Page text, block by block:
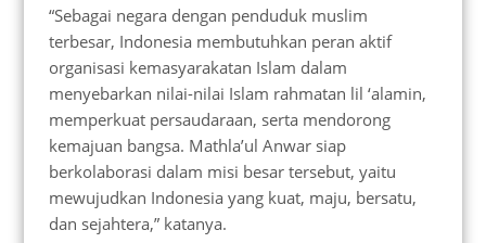
“Sebagai negara dengan penduduk muslim
terbesar, Indonesia membutuhkan peran aktif
organisasi kemasyarakatan Islam dalam
menyebarkan nilai-nilai Islam rahmatan lil ‘alamin,
memperkuat persaudaraan, serta mendorong
kemajuan bangsa. Mathla’ul Anwar siap
berkolaborasi dalam misi besar tersebut, yaitu
mewujudkan Indonesia yang kuat, maju, bersatu,
dan sejahtera,” katanya.